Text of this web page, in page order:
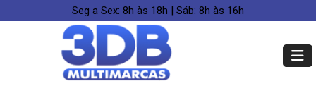
Seg a Sex: 8h às 18h | Sáb: 8h às 16h